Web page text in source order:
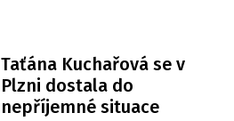
Taťána Kuchařová se v
Plzni dostala do
nepříjemné situace